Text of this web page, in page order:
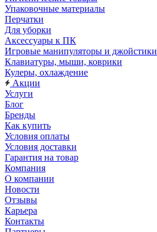
Упаковочные материалы
Перчатки
Для уборки
Аксессуары к ПК
Игровые манипуляторы и джойстики
Клавиатуры, мыши, коврики
Кулеры, охлаждение
Акции
Услуги
Блог
Бренды
Как купить
Условия оплаты
Условия доставки
Гарантия на товар
Компания
О компании
Новости
Отзывы
Карьера
Контакты